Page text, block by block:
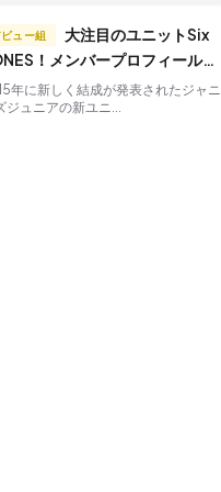
ュー組
！メンバープロフィールと
絆のエピソード集
年に新しく結成が発表されたジャニ
ジュニアの新ユニ...